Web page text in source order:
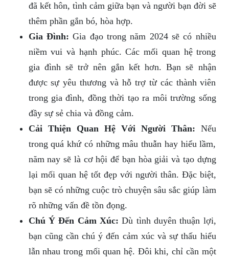
đã kết hôn, tình cảm giữa bạn và người bạn đời sẽ
thêm phần gắn bó, hòa hợp.
Gia Đình: Gia đạo trong năm 2024 sẽ có nhiều
niềm vui và hạnh phúc. Các mối quan hệ trong
gia đình sẽ trở nên gắn kết hơn. Bạn sẽ nhận
được sự yêu thương và hỗ trợ từ các thành viên
trong gia đình, đồng thời tạo ra môi trường sống
đầy sự sẻ chia và đồng cảm.
Cải Thiện Quan Hệ Với Người Thân: Nếu
trong quá khứ có những mâu thuẫn hay hiểu lầm,
năm nay sẽ là cơ hội để bạn hòa giải và tạo dựng
lại mối quan hệ tốt đẹp với người thân. Đặc biệt,
bạn sẽ có những cuộc trò chuyện sâu sắc giúp làm
rõ những vấn đề tồn đọng.
Chú Ý Đến Cảm Xúc: Dù tình duyên thuận lợi,
bạn cũng cần chú ý đến cảm xúc và sự thấu hiểu
lẫn nhau trong mối quan hệ. Đôi khi, chỉ cần một